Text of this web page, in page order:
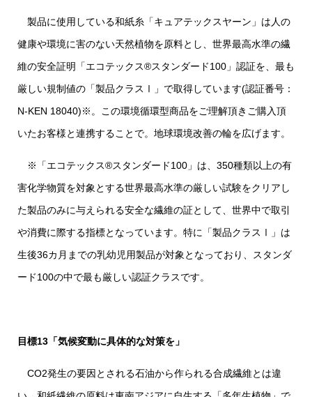
製品に使用している和紙糸「キュアテックスヤーン」は人の
健康や環境に害のない天然植物を原料とし、世界最高水準の繊
維の安全証明「エコテックス®スタンダード100」認証を、最も
厳しい規制値の「製品クラスⅠ」で取得しています(認証番号：
N-KEN 18040)※ 。この環境循環型商品をご理解頂きご購入頂
いたお客様と連携することで。地球環境改善の輪を広げます。
※「エコテックス®スタンダード100」は、350種類以上の有
害化学物質を対象とする世界最高水準の厳しい試験をクリアし
た製品のみに与えられる安全な繊維の証として、世界中で取引
や消費に際する指標となっています。特に「製品クラスⅠ」は
生後36カ月までの乳幼児用製品が対象となっており、スタンダ
ード100の中で最も厳しい認証クラスです。
目標13「気候変動に具体的な対策を」
CO2発生の要因とされる石油から作られる合成繊維とは違